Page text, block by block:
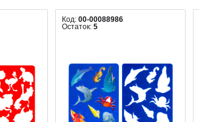
Код:00-00088986
Остаток:5